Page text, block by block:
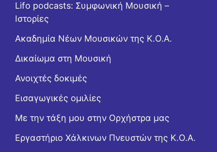
Lifo podcasts: Συμφωνική Μουσική –
Ιστορίες
Ακαδημία Νέων Μουσικών της Κ.Ο.Α.
Δικαίωμα στη Μουσική
Ανοιχτές δοκιμές
Εισαγωγικές ομιλίες
Με την τάξη μου στην Ορχήστρα μας
Εργαστήριo Χάλκινων Πνευστών της Κ.Ο.Α.